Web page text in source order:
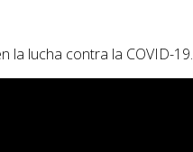
la lucha contra la COVID-19.